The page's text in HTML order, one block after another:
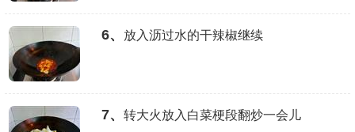
6、 放入沥过水的干辣椒继续
7、 转大火放入白菜梗段翻炒一会儿